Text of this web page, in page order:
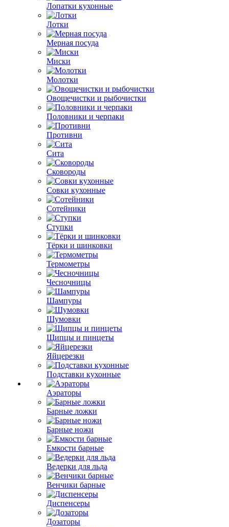
Лопатки кухонные
Лотки
Мерная посуда
Миски
Молотки
Овощечистки и рыбочистки
Половники и черпаки
Противни
Сита
Сковороды
Совки кухонные
Сотейники
Ступки
Тёрки и шинковки
Термометры
Чесночницы
Шампуры
Шумовки
Щипцы и пинцеты
Яйцерезки
Подставки кухонные
Аэраторы
Барные ложки
Барные ножи
Емкости барные
Ведерки для льда
Венчики барные
Диспенсеры
Дозаторы